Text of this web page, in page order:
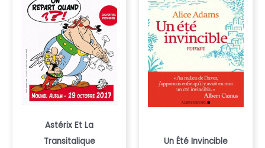
Astérix Et La
Transitalique
Un Été Invincible